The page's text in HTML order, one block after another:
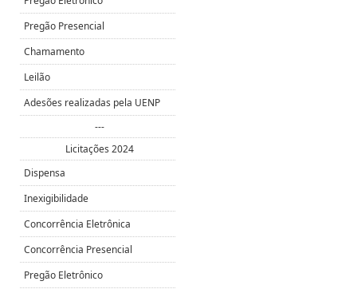
Pregão Presencial
Chamamento
Leilão
Adesões realizadas pela UENP
---
Licitações 2024
Dispensa
Inexigibilidade
Concorrência Eletrônica
Concorrência Presencial
Pregão Eletrônico